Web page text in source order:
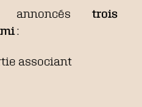
trois
:
associant